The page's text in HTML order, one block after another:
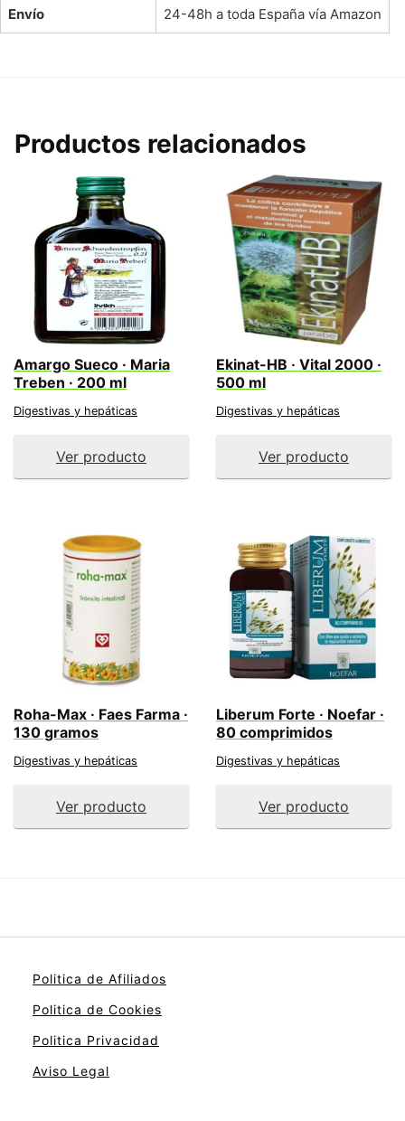
Envío 24-48h a toda España vía Amazon
Productos relacionados
Amargo Sueco · Maria
Treben · 200 ml
Digestivas y hepáticas
Ver producto
Ekinat-HB · Vital 2000 ·
500 ml
Digestivas y hepáticas
Ver producto
Roha-Max · Faes Farma ·
130 gramos
Digestivas y hepáticas
Ver producto
Liberum Forte · Noefar ·
80 comprimidos
Digestivas y hepáticas
Ver producto
Politica de Afiliados
Politica de Cookies
Politica Privacidad
Aviso Legal